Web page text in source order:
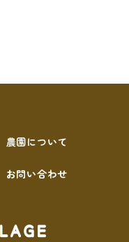
農園について
お問い合わせ